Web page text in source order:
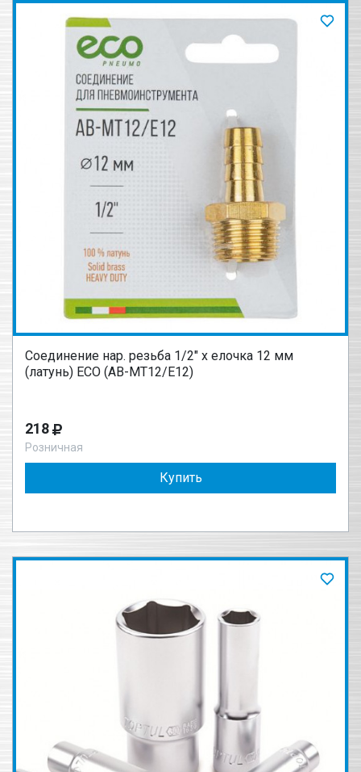
Соединение нар. резьба 1/2" х елочка 12 мм
(латунь) ECO (AB-MT12/E12)
218
Розничная
Купить